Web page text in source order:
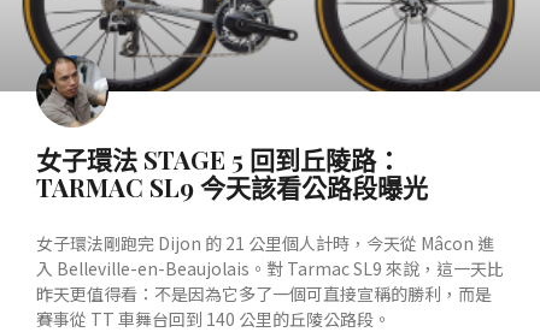
女子環法 STAGE 5 回到丘陵路：
TARMAC SL9 今天該看公路段曝光
女子環法剛跑完 Dijon 的 21 公里個人計時，今天從 Mâcon 進
入 Belleville-en-Beaujolais。對 Tarmac SL9 來說，這一天比
昨天更值得看：不是因為它多了一個可直接宣稱的勝利，而是
賽事從 TT 車舞台回到 140 公里的丘陵公路段。